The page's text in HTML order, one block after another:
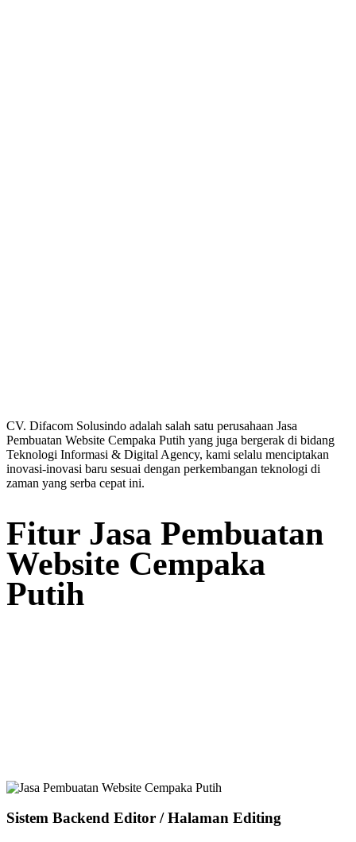
CV. Difacom Solusindo adalah salah satu perusahaan Jasa
Pembuatan Website Cempaka Putih yang juga bergerak di bidang
Teknologi Informasi & Digital Agency, kami selalu menciptakan
inovasi-inovasi baru sesuai dengan perkembangan teknologi di
zaman yang serba cepat ini.
Fitur Jasa Pembuatan
Website Cempaka
Putih
Sistem Backend Editor / Halaman Editing